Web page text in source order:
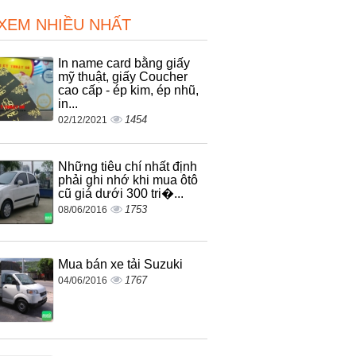
NHIỀU NHẤT
In name card bằng giấy
mỹ thuật, giấy Coucher
cao cấp - ép kim, ép nhũ,
in...
02/12/2021 1454
Những tiêu chí nhất định
phải ghi nhớ khi mua ôtô
cũ giá dưới 300 tri�...
08/06/2016 1753
Mua bán xe tải Suzuki
04/06/2016 1767